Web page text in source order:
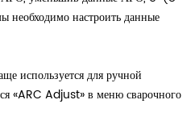
настроить данные
используется для ручной
«ARC Adjust» в меню сварочного